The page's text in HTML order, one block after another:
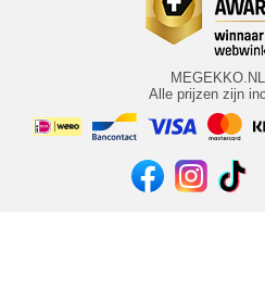
Alle prijzen zijn